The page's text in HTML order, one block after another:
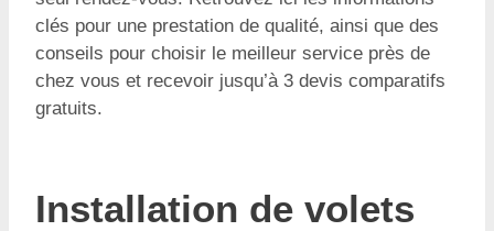
clés pour une prestation de qualité, ainsi que des
conseils pour choisir le meilleur service près de
chez vous et recevoir jusqu’à 3 devis comparatifs
gratuits.
Installation de volets